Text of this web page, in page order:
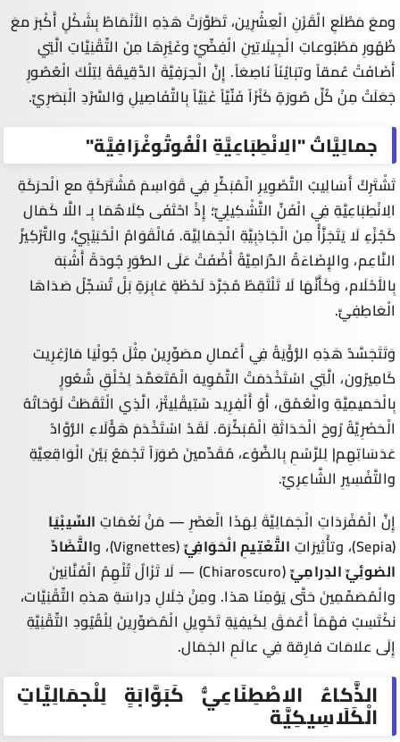
ومعَ مَطْلَعِ الْقَرْنِ الْعِشْرِين، تَطَوَّرَتْ هَذِهِ الأَنْمَاطُ بِشَكْلٍ أَكْبرَ معَ
ظُهُورِ مَطْبُوعاتِ الْجِيلَاتِينِ الْفِضِّيِّ وغَيْرِهَا مِنَ التِّقْنِيَّاتِ الَّتِي
أَضَافَتْ عُمقاً وتبَايُنَاً نَاصِعَاً. إِنَّ الْحِرَفِيَّةَ الدَّقِيقَةَ لِتِلْكَ الْعُصُورِ
جَعَلَتْ مِنْ كُلِّ صُورَةٍ كَنْزَاً فَنِّيَّاً غَنِيَّاً بِالتَّفَاصِيلِ وَالسَّرْدِ الْبَصَرِيِّ.
جمالِيَّاتُ "الِانْطِبَاعِيَّةِ الْفُوتُوغْرَافِيَّة"
تَشْتَرِكُ أَسَالِيبُ التَّصْوِيرِ الْمُبَكِّرِ فِي قَوَاسِمَ مُشْتَرَكَةٍ مع الْحرَكَةِ
الِانْطِبَاعِيَّةِفِي الْفَنِّ التَّشْكِيلِيِّ؛ إِذْ احْتَفَى كِلَاهُمَا بِـ اللَّا كَمَال
كَجُزْءٍ لَا يَتَجَزَّأُ مِنَ الْجَاذِبِيَّةِ الْجَمَالِيَّة. فَالْقَوَامُ الْحُبَيْبِيُّ، والتَّرْكِيزُ
النَّاعِم، والإِضَاءَةُ الدِّرَامِيَّةُ أَضْفَتْ عَلَى الصُّوَرِ جُودَةً أَشْبَهَ
بِالأَحْلَام، وَكَأَنَّهَا لَا تَلْتَقِطُ مُجَرَّدَ لَحْظَةٍ عَابِرَةٍ بَلْ تُسَجِّلُ صَدَاهَا
الْعَاطِفِيَّ.
وَتَتَجَسَّدُ هَذِهِ الرُّؤْيَةُ فِي أَعْمالِ مصَوِّرِينَ مِثْلَ جُولْيَا مَارْغِرِيت
كَامِيرُون، الَّتِي اسْتَخْدَمَتْ التَّمْوِيهَ الْمُتَعَمَّدَ لِخَلْقِ شُعُورٍ
بِالْحَميمِيَّةِ والْعُمْق، أَوْ أَلْفِرِيد سْتِيقْلِيتْز، الَّذِي الْتَقَطَتْ لَوْحَاتُهُ
الْحَضَرِيَّةُ رُوحَ الْحَدَاثَةِ الْمُبَكِّرَة. لَقَدْ اسْتَخْدَمَ هَؤُلَاءِ الرُّوَّادُ
عَدَسَاتِهِم| لِلرَّسْمِ بِالضَّوْء، مُقَدِّمينَ صُوَرَاً تَجْمَعُ بَيْنَ الْوَاقِعِيَّةِ
والتَّفْسِيرِ الشَّاعِرِيِّ.
إِنَّ الْمُفْرَدَاتِ الْجَمَالِيَّةَ لِهَذَا الْعَصْرِ — مَنْ نَغَمَاتِ السِّيبْيَا
(
Sepia)، وتأْثِيرَاتِ التَّعْتِيمِ الْحَوَافِيِّ(
Vignettes)، والتَّضَادِّ
الضوئِيِّ الدِرامِيِّ(
Chiaroscuro) — لَا تَزَالُ تُلْهِمُ الْفَنَّانِينَ
والْمُصَمِّمِينَ حَتَّى يَوْمِنَا هذا. ومِنْ خِلَالِ دِراسَةِ هذهِ التِّقْنِيَّات،
نكْتَسِبُ فهْمَاً أَعْمَقَ لِكَيفِيَةِ تَحْوِيلِ الْمُصَوِّرِينَ لِلْقُيُودِ التِّقْنِيَّةِ
إِلَى علامَات فارِقة فِي عالَمِ الجَمَال.
الذَّكاءُ الاصْطِنَاعِيُّ كَبَوَّابَةٍ لِلْجمَالِيَّاتِ
الْكَلَاسِيكِيَّة